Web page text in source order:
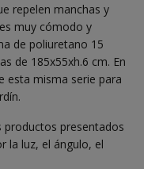
repelen manchas y
muy cómodo y
de poliuretano 15
de 185x55xh.6 cm. En
esta misma serie para
productos presentados
la luz, el ángulo, el